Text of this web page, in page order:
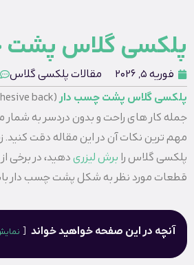
پلکسی گلاس پشت
فوریه 5, 2026 مقالات پلکسی گلاس
پلکسی گلاس پشت چسب دار
جمله کار های راحت و بدون دردسر به شمار
مهم ترین نکات آن در این مقاله دقت کنید.
پلکسی گلاس را برش لیزریدهید، در برخی
قطعات مورد نظر به شکل پشت چسب دار
آنچه در این صفحه خواهید خواند